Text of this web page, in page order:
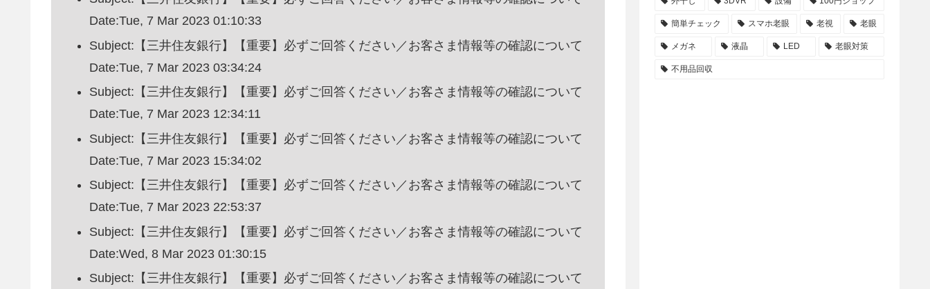
Date:Tue, 7 Mar 2023 01:10:33
Subject:【三井住友銀行】【重要】必ずご回答ください／お客さま情報等の確認について
Date:Tue, 7 Mar 2023 03:34:24
Subject:【三井住友銀行】【重要】必ずご回答ください／お客さま情報等の確認について
Date:Tue, 7 Mar 2023 12:34:11
Subject:【三井住友銀行】【重要】必ずご回答ください／お客さま情報等の確認について
Date:Tue, 7 Mar 2023 15:34:02
Subject:【三井住友銀行】【重要】必ずご回答ください／お客さま情報等の確認について
Date:Tue, 7 Mar 2023 22:53:37
Subject:【三井住友銀行】【重要】必ずご回答ください／お客さま情報等の確認について
Date:Wed, 8 Mar 2023 01:30:15
Subject:【三井住友銀行】【重要】必ずご回答ください／お客さま情報等の確認について
簡単チェック スマホ老眼 老視 老眼
メガネ 液晶 LED 老眼対策
不用品回収